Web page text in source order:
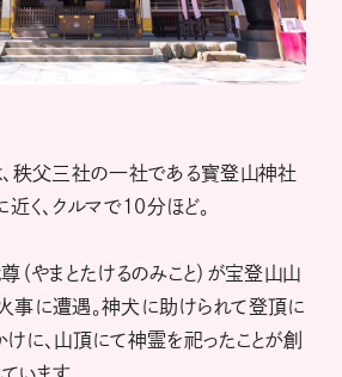
、秩父三社の一社である寳登山神社
近く、クルマで10分ほど。
（やまとたけるのみこと）が宝登山山
事に遭遇。神犬に助けられて登頂に
けに、山頂にて神霊を祀ったことが創
います。